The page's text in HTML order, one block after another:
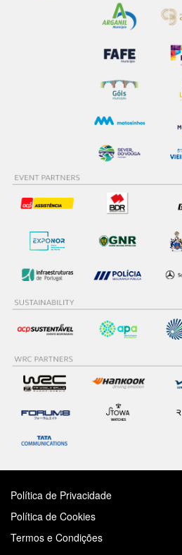
Política de Privacidade
Política de Cookies
Termos e Condições